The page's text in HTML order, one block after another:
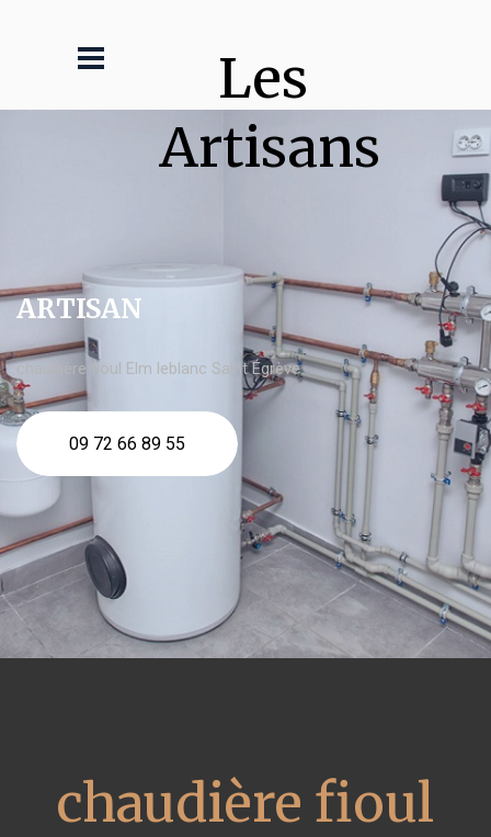
Les
Artisans
ARTISAN
chaudière fioul Elm leblanc Saint Égrève
09 72 66 89 55
chaudière fioul